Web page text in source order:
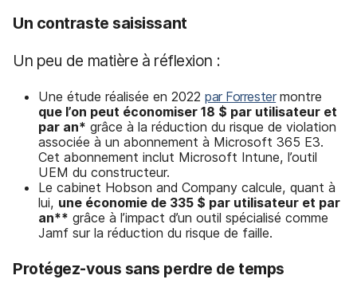
Un contraste saisissant
Un peu de matière à réflexion :
Une étude réalisée en 2022 par Forrestermontre
que l’on peut économiser 18 $ par utilisateur et
par an* grâce à la réduction du risque de violation
associée à un abonnement à Microsoft 365 E3.
Cet abonnement inclut Microsoft Intune, l’outil
UEM du constructeur.
Le cabinet Hobson and Company calcule, quant à
lui, une économie de 335 $ par utilisateur et par
an** grâce à l’impact d’un outil spécialisé comme
Jamf sur la réduction du risque de faille.
Protégez-vous sans perdre de temps